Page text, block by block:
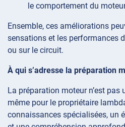
le comportement du
Ensemble, ces améliorations
sensations et les performances
ou sur le circuit.
À qui s’adresse la préparation
La préparation moteur n’est pas
même pour le propriétaire
connaissances spécialisées, un